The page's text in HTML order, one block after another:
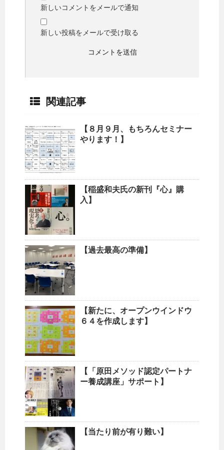
新しいコメントをメールで通知
新しい投稿をメールで受け取る
関連記事
【８月９月、もちろんセミナー
やります！】
【稲盛和夫氏の新刊『心』購
入】
【過去最高の準備】
【新たに、オープンウインドウ
６４を作成します】
【「原田メソッド認定パートナ
ー養成講座」サポート】
【当たり前が有り難い】